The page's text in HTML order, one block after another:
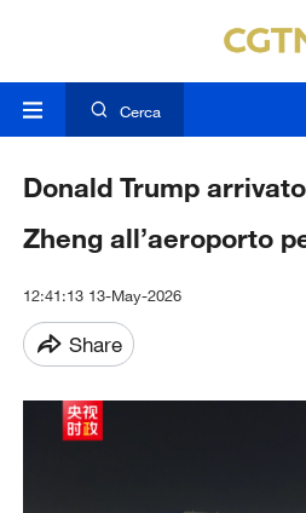
Cerca
Donald Trump
Zheng all’aeroporto
12:41:13 13-May-2026
Share